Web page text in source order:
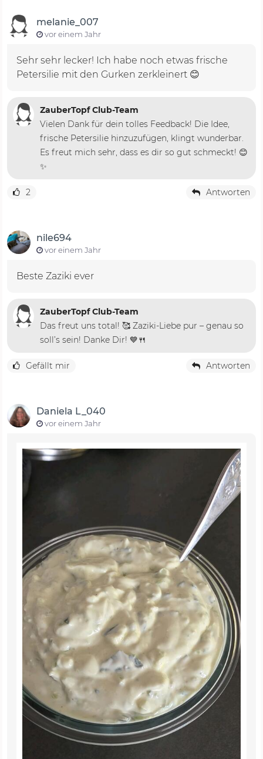
melanie_007
vor einem Jahr
Sehr sehr lecker! Ich habe noch etwas frische
Petersilie mit den Gurken zerkleinert 😊
ZauberTopf Club-Team
Vielen Dank für dein tolles Feedback! Die Idee,
frische Petersilie hinzuzufügen, klingt wunderbar.
Es freut mich sehr, dass es dir so gut schmeckt! 😊
✨
2 Antworten
nile694
vor einem Jahr
Beste Zaziki ever
ZauberTopf Club-Team
Das freut uns total! 🥰 Zaziki-Liebe pur – genau so
soll’s sein! Danke Dir! 💙🍴
Gefällt mir Antworten
Daniela L_040
vor einem Jahr